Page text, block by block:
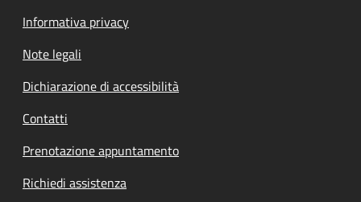
Informativa privacy
Note legali
Dichiarazione di accessibilità
Contatti
Prenotazione appuntamento
Richiedi assistenza